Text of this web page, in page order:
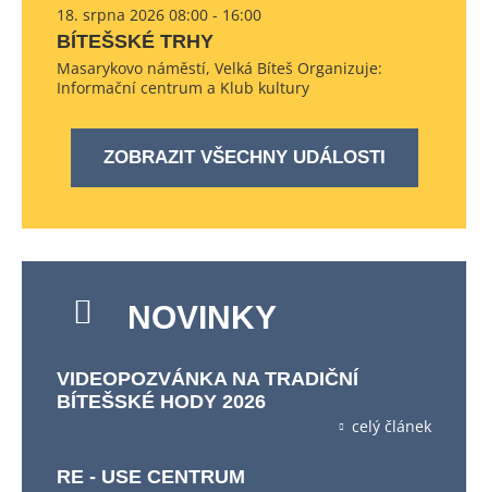
18. srpna 2026 08:00 - 16:00
BÍTEŠSKÉ TRHY
Masarykovo náměstí, Velká Bíteš Organizuje:
Informační centrum a Klub kultury
ZOBRAZIT VŠECHNY UDÁLOSTI
NOVINKY
VIDEOPOZVÁNKA NA TRADIČNÍ
BÍTEŠSKÉ HODY 2026
celý článek
RE - USE CENTRUM